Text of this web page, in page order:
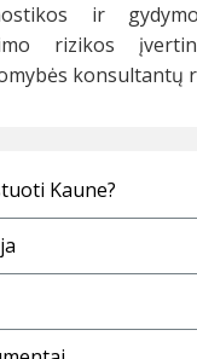
ir
rizikos
konsultantų
Kaune?